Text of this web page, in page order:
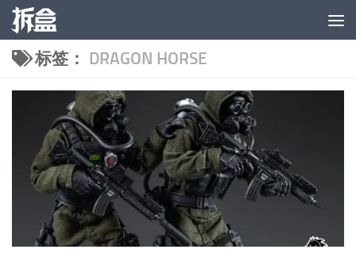
跳至内容
标签： DRAGON HORSE